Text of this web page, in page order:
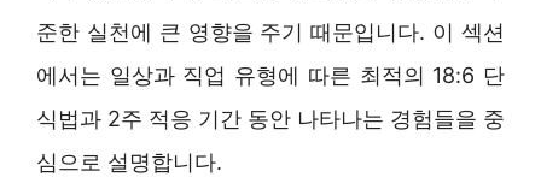
준한 실천에 큰 영향을 주기 때문입니다. 이 섹션
에서는 일상과 직업 유형에 따른 최적의 18:6 단
식법과 2주 적응 기간 동안 나타나는 경험들을 중
심으로 설명합니다.